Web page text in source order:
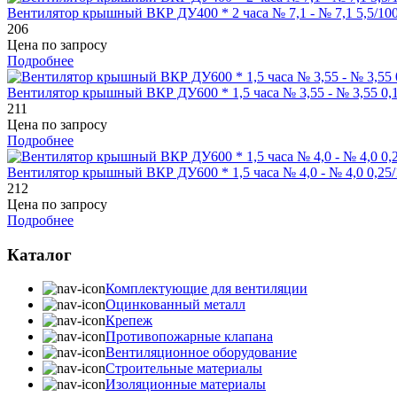
Вентилятор крышный ВКР ДУ400 * 2 часа № 7,1 - № 7,1 5,5/
206
Цена по запросу
Подробнее
Вентилятор крышный ВКР ДУ600 * 1,5 часа № 3,55 - № 3,55
211
Цена по запросу
Подробнее
Вентилятор крышный ВКР ДУ600 * 1,5 часа № 4,0 - № 4,0 0,25/
212
Цена по запросу
Подробнее
Каталог
Комплектующие для вентиляции
Оцинкованный металл
Крепеж
Противопожарные клапана
Вентиляционное оборудование
Строительные материалы
Изоляционные материалы